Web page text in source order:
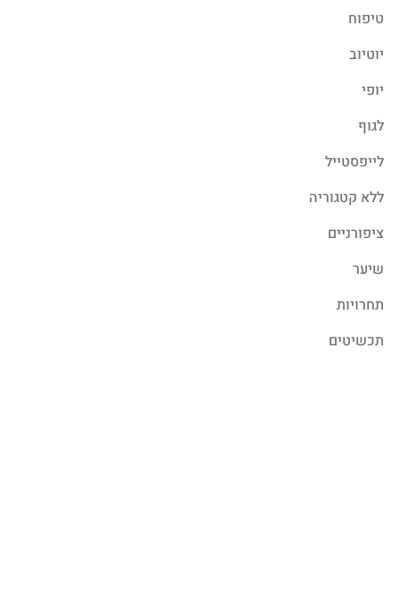
טיפוח
יוטיוב
יופי
לגוף
לייפסטייל
ללא קטגוריה
ציפורניים
שיער
תחרויות
תכשיטים